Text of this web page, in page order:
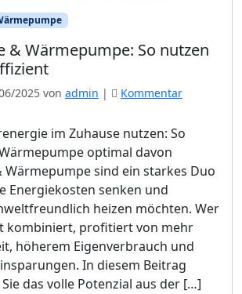
& Wärmepumpe: So nutzen
2025 von admin |
Kommentar
im Zuhause nutzen: So
optimal davon
Wärmepumpe sind ein starkes Duo
Energiekosten senken und
heizen möchten. Wer
kombiniert, profitiert von mehr
höherem Eigenverbrauch und
In diesem Beitrag
das volle Potenzial aus der […]